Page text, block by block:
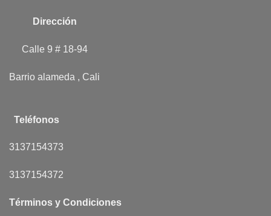
Dirección
Calle 9 # 18-94
Barrio alameda , Cali
Teléfonos
3137154373
3137154372
Términos y Condiciones